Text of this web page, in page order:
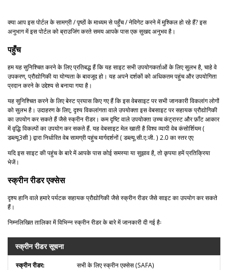
क्या आप इस पोर्टल के सामग्री / पृष्ठों के माध्यम से पहुँच / नेविगेट करने में मुश्किल हो रहे हैं? इस
अनुभाग में इस पोर्टल को ब्राउजिंग करते समय आपके पास एक सुखद अनुभव है।
पहुँच
हम यह सुनिश्चित करने के लिए प्रतिबद्ध हैं कि यह साइट सभी उपयोगकर्ताओं के लिए सुलभ है, चाहे वे
उपकरण, प्रौद्योगिकी या योग्यता के बावजूद हो। यह अपने दर्शकों को अधिकतम पहुंच और उपयोगिता
प्रदान करने के उद्देश्य से बनाया गया है।
यह सुनिश्चित करने के लिए बेस्ट प्रयास किए गए हैं कि इस वेबसाइट पर सभी जानकारी विकलांग लोगों
को सुलभ है। उदाहरण के लिए, दृश्य विकलांगता वाले उपयोक्ता इस वेबसाइट पर सहायक प्रौद्योगिकी
का उपयोग कर सकते हैं जैसे स्क्रीन रीडर। कम दृष्टि वाले उपयोक्ता उच्च कंट्रास्ट और फ़ॉंट आकार
में वृद्धि विकल्पों का उपयोग कर सकते हैं. यह वेबसाइट मेल खाती है विश्व व्यापी वेब कंसोर्शियम (
डब्ल्यू3सी ) द्वारा निर्धारित वेब सामग्री पहुंच मार्गदर्शनों ( डब्ल्यू.सी.ए.जी. ) 2.0 का स्तर एए
यदि इस साइट की पहुंच के बारे में आपके पास कोई समस्या या सुझाव है, तो कृपया हमें प्रतिक्रिया
भेजें।
स्क्रीन रीडर एक्सेस
दृश्य हानि वाले हमारे पर्यटक सहायक प्रौद्योगिकी जैसे स्क्रीन रीडर जैसे साइट का उपयोग कर सकते
हैं।
निम्नलिखित तालिका में विभिन्न स्क्रीन रीडर के बारे में जानकारी दी गई हैः
स्क्रीन रीडर सूचना
सभी के लिए स्क्रीन एक्सेस (SAFA)